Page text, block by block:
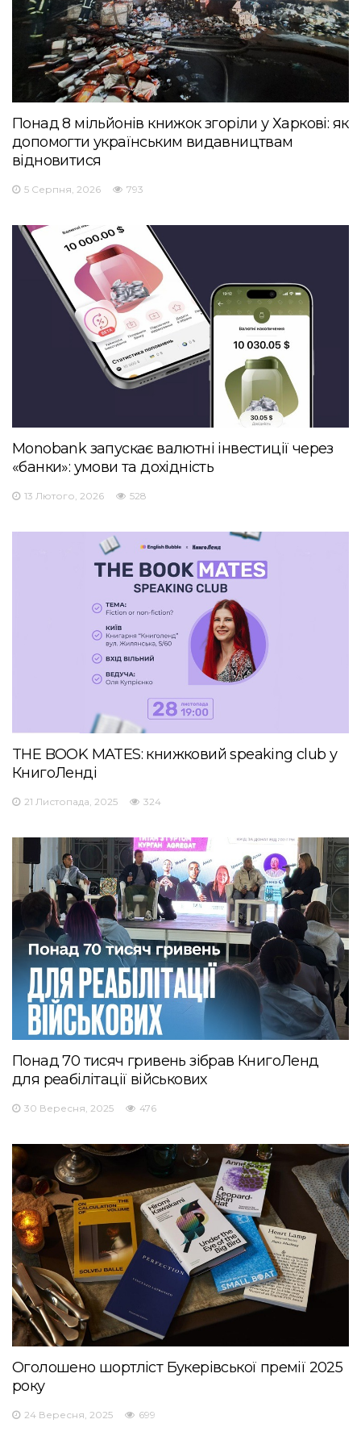
Понад 8 мільйонів книжок згоріли у Харкові: як
допомогти українським видавництвам
відновитися
5 Серпня, 2026 793
Monobank запускає валютні інвестиції через
«банки»: умови та дохідність
13 Лютого, 2026 528
THE BOOK MATES: книжковий speaking club у
КнигоЛенді
21 Листопада, 2025 324
Понад 70 тисяч гривень зібрав КнигоЛенд
для реабілітації військових
30 Вересня, 2025 476
Оголошено шортліст Букерівської премії 2025
року
24 Вересня, 2025 699